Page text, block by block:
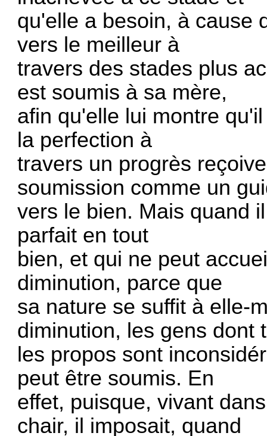
qu'elle a besoin, à cause
vers le meilleur à
travers des stades plus
est soumis à sa mère,
afin qu'elle lui montre
la perfection à
travers un progrès
soumission comme un
vers le bien. Mais quand
parfait en tout
bien, et qui ne peut
diminution, parce que
sa nature se suffit à elle-
diminution, les gens dont
les propos sont
peut être soumis. En
effet, puisque, vivant
chair, il imposait, quand